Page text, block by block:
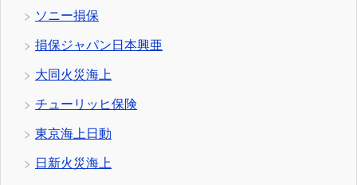
ソニー損保
損保ジャパン日本興亜
大同火災海上
チューリッヒ保険
東京海上日動
日新火災海上